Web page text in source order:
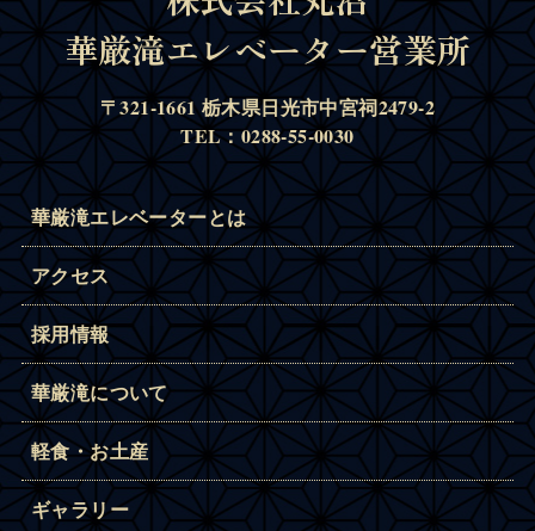
華厳滝エレベーター営業所
〒321-1661 栃木県日光市中宮祠2479-2
TEL：0288-55-0030
華厳滝エレベーターとは
アクセス
採用情報
華厳滝について
軽食・お土産
ギャラリー